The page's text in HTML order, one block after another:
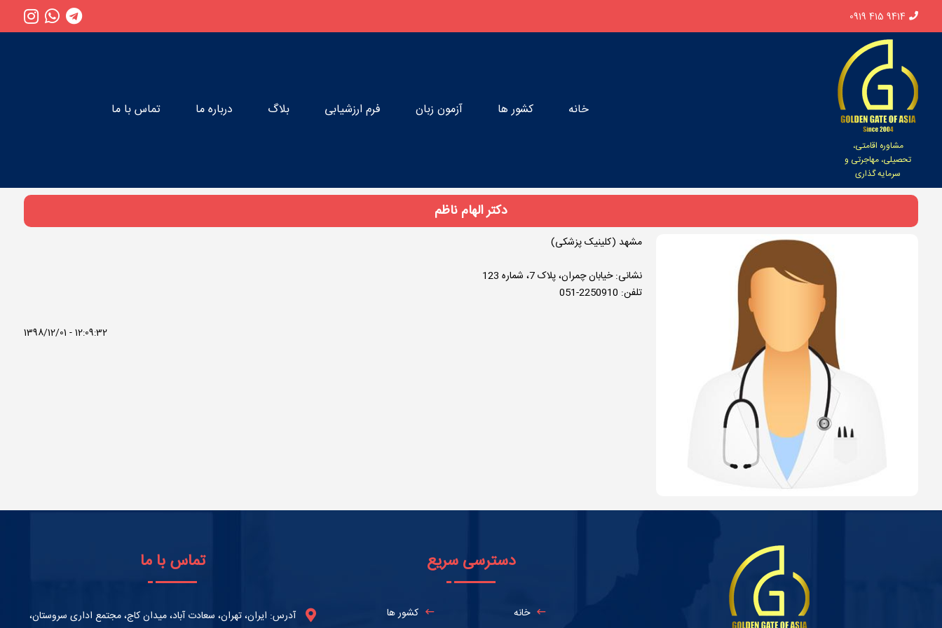
0919 415 9414
مشاوره اقامتی،
تحصیلی، مهاجرتی و
سرمایه گذاری
خانه کشور ها آزمون زبان فرم ارزشیابی بلاگ درباره ما تماس با ما
دکتر الهام ناظم
مشهد (کلینیک پزشکی)
نشانی: خیابان چمران، پلاک 7، شماره 123
تلفن: 2250910-051
1398/12/01 - 12:09:32
دسترسی سریع
خانه کشور ها
تماس با ما
آدرس: ایران، تهران، سعادت آباد، میدان کاج، مجتمع اداری سروستان،